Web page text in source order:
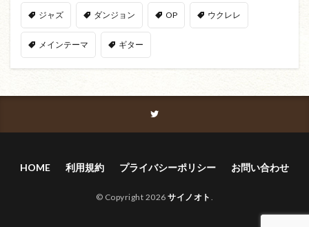
ジャズ ダンジョン OP ウクレレ
メインテーマ ギター
HOME 利用規約 プライバシーポリシー お問い合わせ
© Copyright 2026サイノオト .